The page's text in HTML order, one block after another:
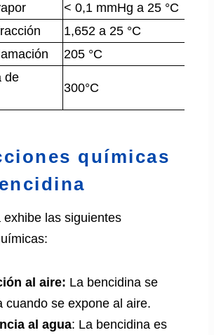
< 0,1 mmHg a 25 °C
1,652 a 25 °C
205 °C
de
300°C
químicas
exhibe las siguientes
al aire: La bencidina se
cuando se expone al aire.
al agua: La bencidina es